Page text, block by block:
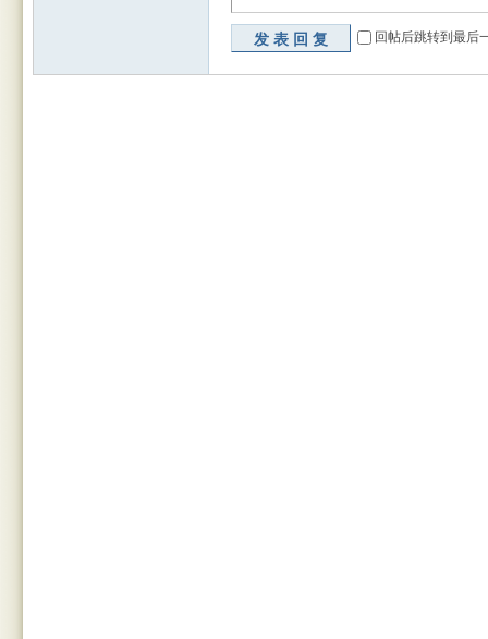
发表回复 回帖后跳转到最后